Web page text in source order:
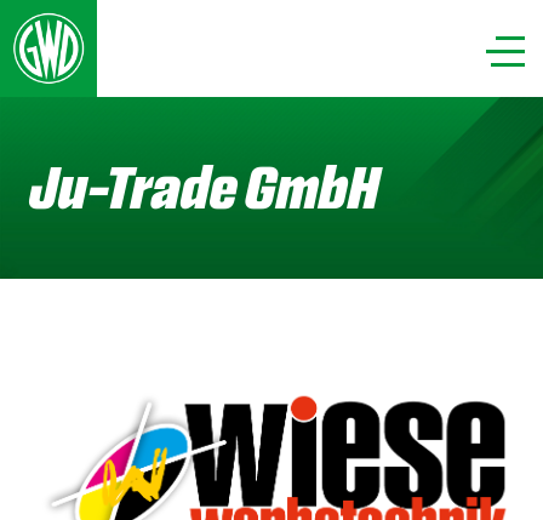
Ju-Trade GmbH